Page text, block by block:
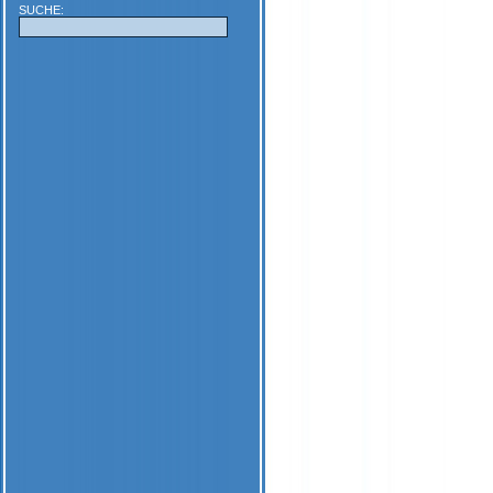
SUCHE: